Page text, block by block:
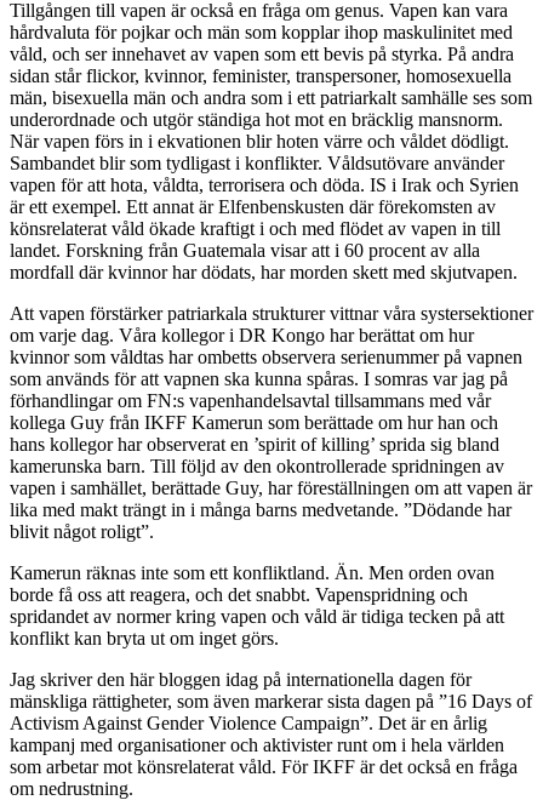
Tillgången till vapen är också en fråga om genus. Vapen kan vara
hårdvaluta för pojkar och män som kopplar ihop maskulinitet med
våld, och ser innehavet av vapen som ett bevis på styrka. På andra
sidan står flickor, kvinnor, feminister, transpersoner, homosexuella
män, bisexuella män och andra som i ett patriarkalt samhälle ses som
underordnade och utgör ständiga hot mot en bräcklig mansnorm.
När vapen förs in i ekvationen blir hoten värre och våldet dödligt.
Sambandet blir som tydligast i konflikter. Våldsutövare använder
vapen för att hota, våldta, terrorisera och döda. IS i Irak och Syrien
är ett exempel. Ett annat är Elfenbenskusten där förekomsten av
könsrelaterat våld ökade kraftigt i och med flödet av vapen in till
landet. Forskning från Guatemala visar att i 60 procent av alla
mordfall där kvinnor har dödats, har morden skett med skjutvapen.
Att vapen förstärker patriarkala strukturer vittnar våra systersektioner
om varje dag. Våra kollegor i DR Kongo har berättat om hur
kvinnor som våldtas har ombetts observera serienummer på vapnen
som används för att vapnen ska kunna spåras. I somras var jag på
förhandlingar om FN:s vapenhandelsavtal tillsammans med vår
kollega Guy från IKFF Kamerun som berättade om hur han och
hans kollegor har observerat en ’spirit of killing’ sprida sig bland
kamerunska barn. Till följd av den okontrollerade spridningen av
vapen i samhället, berättade Guy, har föreställningen om att vapen är
lika med makt trängt in i många barns medvetande. ”Dödande har
blivit något roligt”.
Kamerun räknas inte som ett konfliktland. Än. Men orden ovan
borde få oss att reagera, och det snabbt. Vapenspridning och
spridandet av normer kring vapen och våld är tidiga tecken på att
konflikt kan bryta ut om inget görs.
Jag skriver den här bloggen idag på internationella dagen för
mänskliga rättigheter, som även markerar sista dagen på ”16 Days of
Activism Against Gender Violence Campaign”. Det är en årlig
kampanj med organisationer och aktivister runt om i hela världen
som arbetar mot könsrelaterat våld. För IKFF är det också en fråga
om nedrustning.